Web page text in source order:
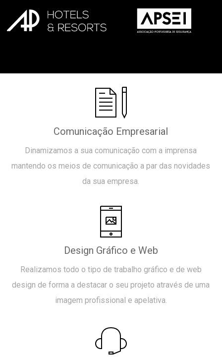
Comunicação Empresarial
Dinamizamos a sua comunicação com a imprensa
mantendo os meios de comunicação a par das novidades
da sua empresa.
Design Gráfico e Web
Realizamos todo o tipo de trabalho gráfico e de web
design de forma a destacar o seu projeto através de uma
imagem profissional e apelativa.